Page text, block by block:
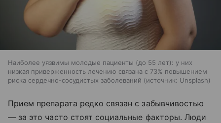
Наиболее уязвимы молодые пациенты (до 55 лет): у них
низкая приверженность лечению связана с 73% повышением
риска сердечно-сосудистых заболеваний
источник: Unsplash
Прием препарата редко связан с забывчивостью
— за это часто стоят социальные факторы. Люди